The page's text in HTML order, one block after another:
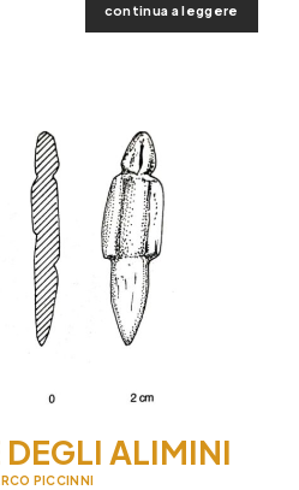
continua a leggere
giardino
DEGLI ALIMINI
PICCINNI